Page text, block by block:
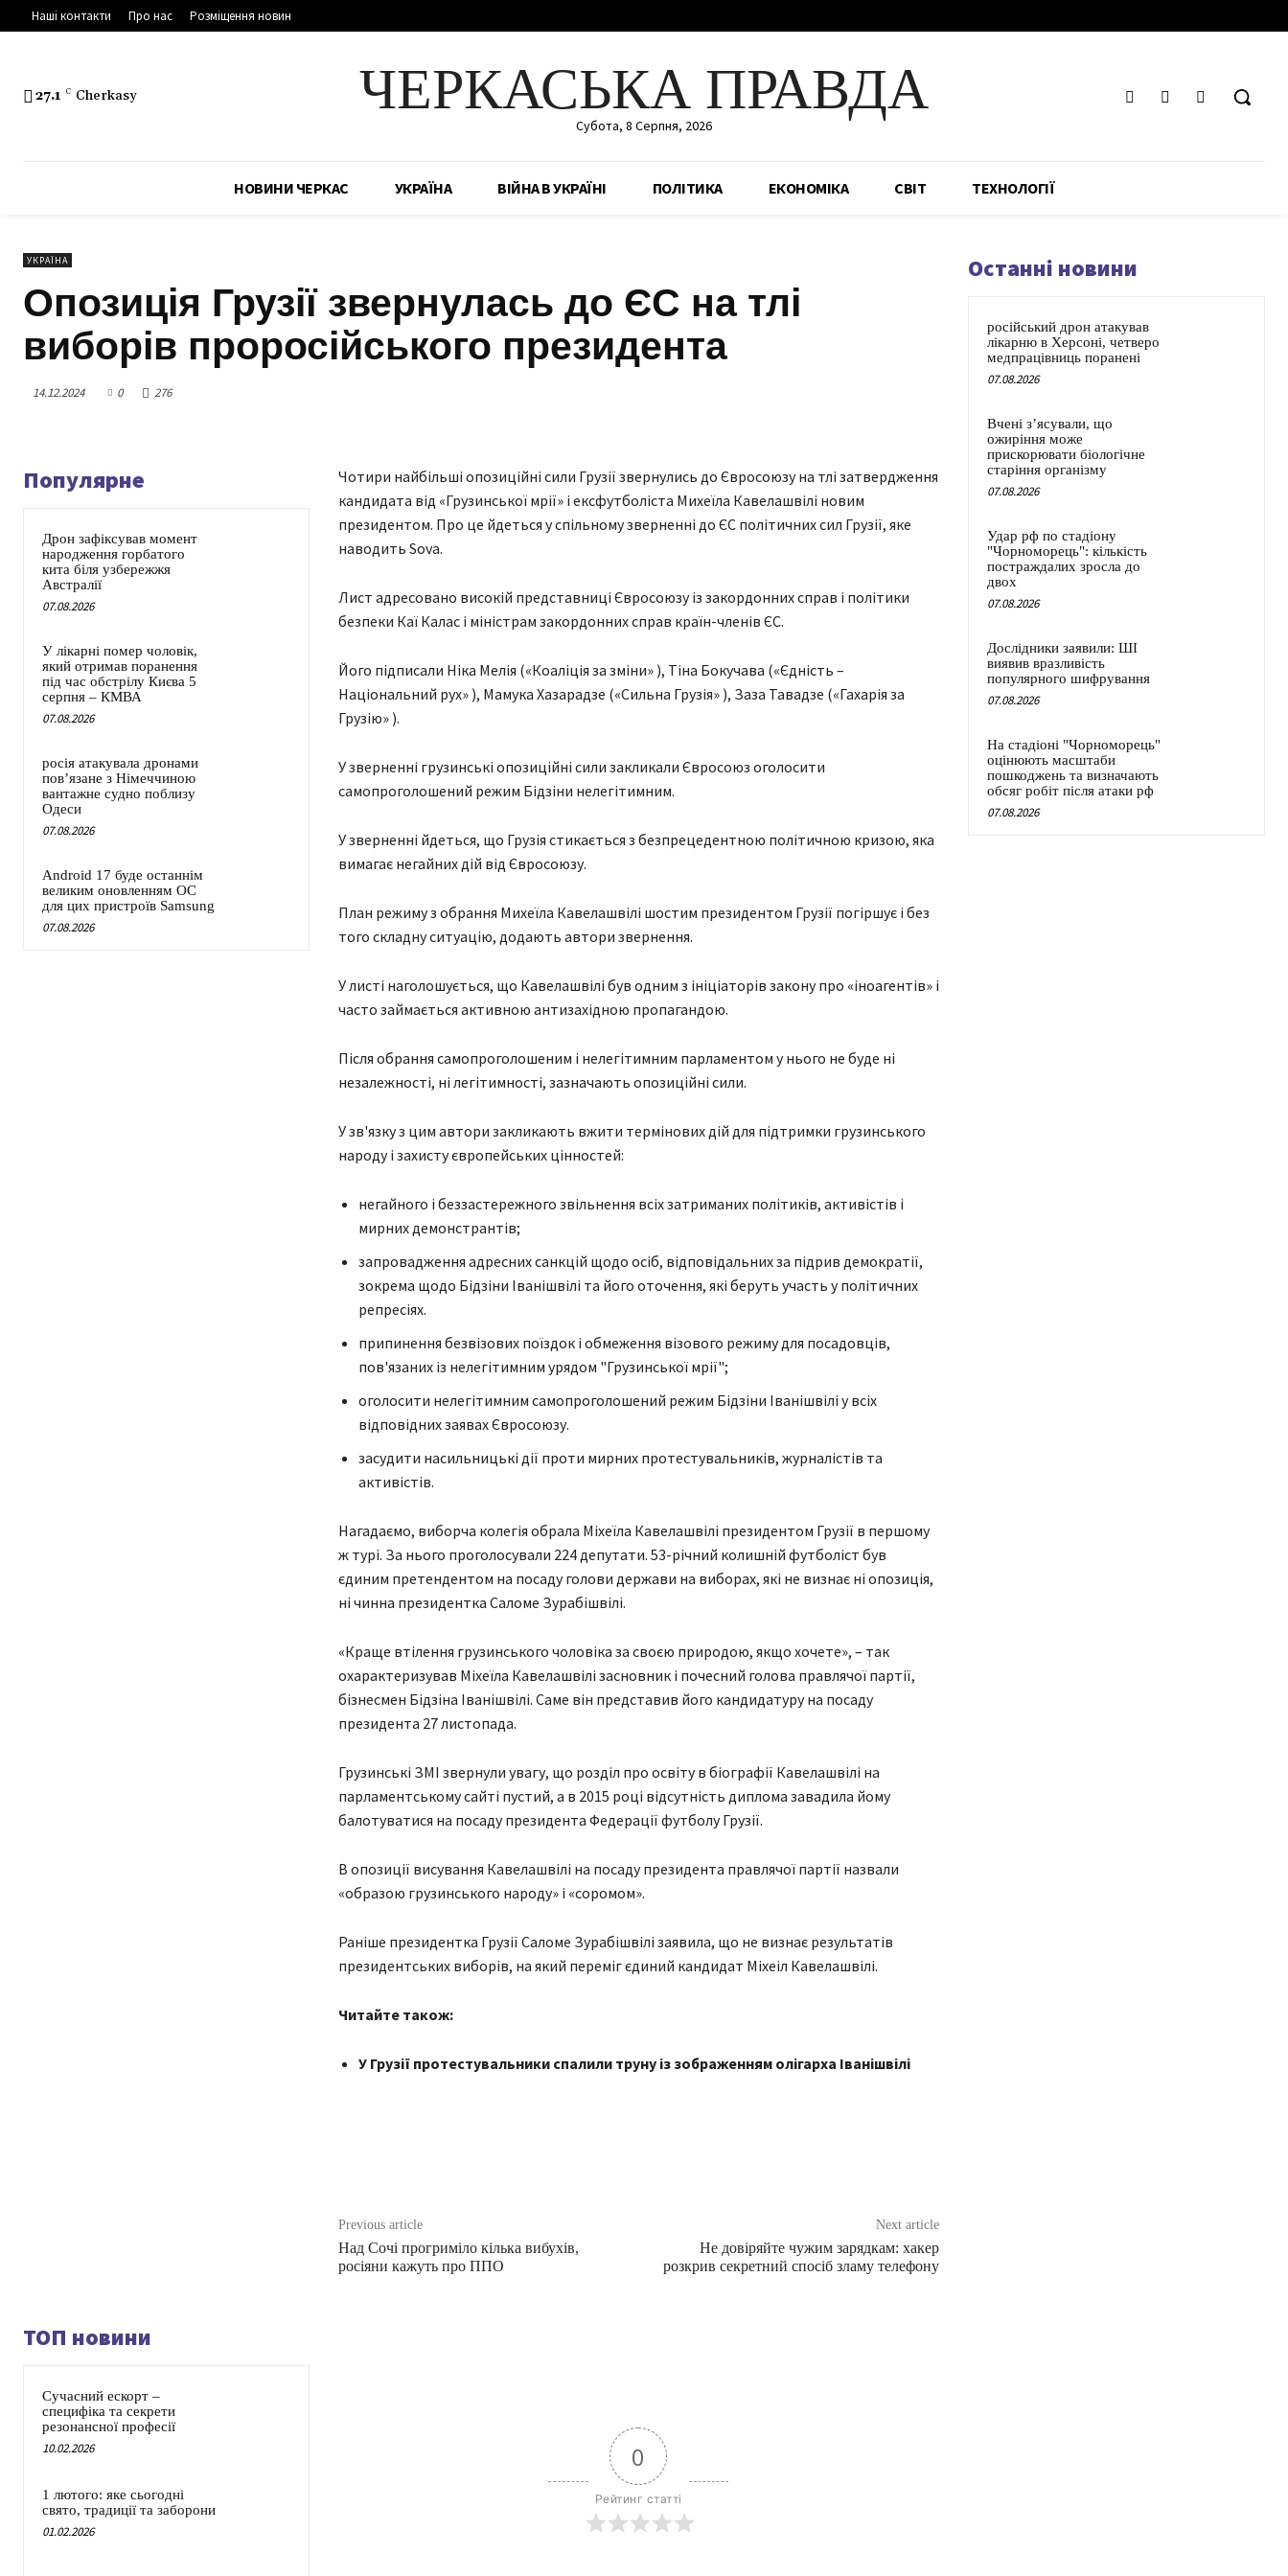
Наші контакти Про нас Розміщення новин
27.1 C Cherkasy ЧЕРКАСЬКА ПРАВДА
Субота, 8 Серпня, 2026
НОВИНИ ЧЕРКАС УКРАЇНА ВІЙНА В УКРАЇНІ ПОЛІТИКА ЕКОНОМІКА СВІТ ТЕХНОЛОГІЇ
УКРАЇНА
Опозиція Грузії звернулась до ЄС на тлі
виборів проросійського президента
14.12.2024 0 276
Популярне
Дрон зафіксував момент
народження горбатого
кита біля узбережжя
Австралії
07.08.2026
У лікарні помер чоловік,
який отримав поранення
під час обстрілу Києва 5
серпня – КМВА
07.08.2026
росія атакувала дронами
пов’язане з Німеччиною
вантажне судно поблизу
Одеси
07.08.2026
Android 17 буде останнім
великим оновленням ОС
для цих пристроїв Samsung
07.08.2026
Чотири найбільші опозиційні сили Грузії звернулись до Євросоюзу на тлі затвердження
кандидата від «Грузинської мрії» і ексфутболіста Михеїла Кавелашвілі новим
президентом. Про це йдеться у спільному зверненні до ЄС політичних сил Грузії, яке
наводить Sova.
Лист адресовано високій представниці Євросоюзу із закордонних справ і політики
безпеки Каї Калас і міністрам закордонних справ країн-членів ЄС.
Його підписали Ніка Мелія («Коаліція за зміни» ), Тіна Бокучава («Єдність –
Національний рух» ), Мамука Хазарадзе («Сильна Грузія» ), Заза Тавадзе («Гахарія за
Грузію» ).
У зверненні грузинські опозиційні сили закликали Євросоюз оголосити
самопроголошений режим Бідзіни нелегітимним.
У зверненні йдеться, що Грузія стикається з безпрецедентною політичною кризою, яка
вимагає негайних дій від Євросоюзу.
План режиму з обрання Михеїла Кавелашвілі шостим президентом Грузії погіршує і без
того складну ситуацію, додають автори звернення.
У листі наголошується, що Кавелашвілі був одним з ініціаторів закону про «іноагентів» і
часто займається активною антизахідною пропагандою.
Після обрання самопроголошеним і нелегітимним парламентом у нього не буде ні
незалежності, ні легітимності, зазначають опозиційні сили.
У зв'язку з цим автори закликають вжити термінових дій для підтримки грузинського
народу і захисту європейських цінностей:
негайного і беззастережного звільнення всіх затриманих політиків, активістів і
мирних демонстрантів;
запровадження адресних санкцій щодо осіб, відповідальних за підрив демократії,
зокрема щодо Бідзіни Іванішвілі та його оточення, які беруть участь у політичних
репресіях.
припинення безвізових поїздок і обмеження візового режиму для посадовців,
пов'язаних із нелегітимним урядом "Грузинської мрії";
оголосити нелегітимним самопроголошений режим Бідзіни Іванішвілі у всіх
відповідних заявах Євросоюзу.
засудити насильницькі дії проти мирних протестувальників, журналістів та
активістів.
Нагадаємо, виборча колегія обрала Міхеїла Кавелашвілі президентом Грузії в першому
ж турі. За нього проголосували 224 депутати. 53-річний колишній футболіст був
єдиним претендентом на посаду голови держави на виборах, які не визнає ні опозиція,
ні чинна президентка Саломе Зурабішвілі.
«Краще втілення грузинського чоловіка за своєю природою, якщо хочете», – так
охарактеризував Міхеїла Кавелашвілі засновник і почесний голова правлячої партії,
бізнесмен Бідзіна Іванішвілі. Саме він представив його кандидатуру на посаду
президента 27 листопада.
Грузинські ЗМІ звернули увагу, що розділ про освіту в біографії Кавелашвілі на
парламентському сайті пустий, а в 2015 році відсутність диплома завадила йому
балотуватися на посаду президента Федерації футболу Грузії.
В опозиції висування Кавелашвілі на посаду президента правлячої партії назвали
«образою грузинського народу» і «соромом».
Раніше президентка Грузії Саломе Зурабішвілі заявила, що не визнає результатів
президентських виборів, на який переміг єдиний кандидат Міхеіл Кавелашвілі.
Читайте також:
У Грузії протестувальники спалили труну із зображенням олігарха Іванішвілі
Previous article
Над Сочі прогриміло кілька вибухів,
росіяни кажуть про ППО
Next article
Не довіряйте чужим зарядкам: хакер
розкрив секретний спосіб зламу телефону
ТОП новини
Сучасний ескорт –
специфіка та секрети
резонансної професії
10.02.2026
1 лютого: яке сьогодні
свято, традиції та заборони
01.02.2026
0
Рейтинг статті
Останні новини
російський дрон атакував
лікарню в Херсоні, четверо
медпрацівниць поранені
07.08.2026
Вчені з’ясували, що
ожиріння може
прискорювати біологічне
старіння організму
07.08.2026
Удар рф по стадіону
"Чорноморець": кількість
постраждалих зросла до
двох
07.08.2026
Дослідники заявили: ШІ
виявив вразливість
популярного шифрування
07.08.2026
На стадіоні "Чорноморець"
оцінюють масштаби
пошкоджень та визначають
обсяг робіт після атаки рф
07.08.2026